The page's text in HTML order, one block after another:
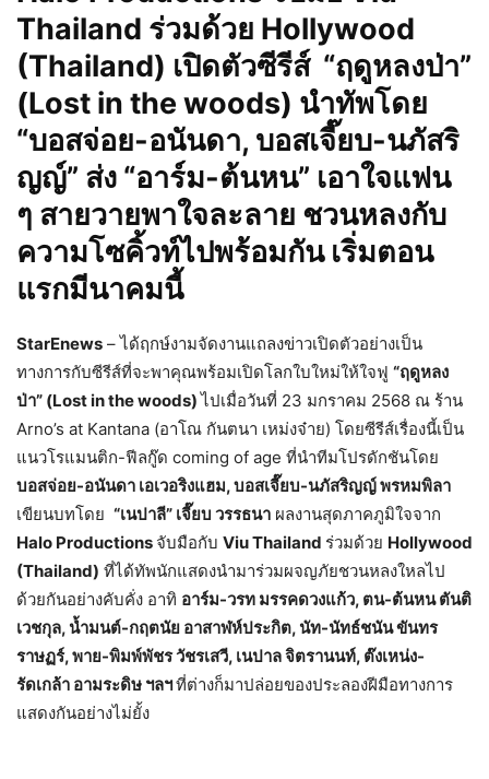
Thailand ร่วมด้วย Hollywood
(Thailand) เปิดตัวซีรีส์ “ฤดูหลงป่า”
(Lost in the woods) นำทัพโดย
“บอสจ่อย-อนันดา, บอสเจี๊ยบ-นภัสริ
ญญ์” ส่ง “อาร์ม-ต้นหน” เอาใจแฟน
ๆ สายวายพาใจละลาย ชวนหลงกับ
ความโซคิ้วท์ไปพร้อมกัน เริ่มตอน
แรกมีนาคมนี้
StarEnews – ได้ฤกษ์งามจัดงานแถลงข่าวเปิดตัวอย่างเป็น
ทางการกับซีรีส์ที่จะพาคุณพร้อมเปิดโลกใบใหม่ให้ใจฟู “ฤดูหลง
ป่า” (Lost in the woods)ไปเมื่อวันที่ 23 มกราคม 2568 ณ ร้าน
Arno’s at Kantana (อาโณ กันตนา เหม่งจ๋าย) โดยซีรีส์เรื่องนี้เป็น
แนวโรแมนติก-ฟีลกู๊ด coming of age ที่นำทีมโปรดักชันโดย
บอสจ่อย-อนันดา เอเวอริงแฮม,บอสเจี๊ยบ-นภัสริญญ์ พรหมพิลา
เขียนบทโดย “เนปาลี” เจี๊ยบ วรรธนา ผลงานสุดภาคภูมิใจจาก
Halo Productions จับมือกับ Viu Thailand ร่วมด้วย Hollywood
(Thailand) ที่ได้ทัพนักแสดงนำมาร่วมผจญภัยชวนหลงใหลไป
ด้วยกันอย่างคับคั่ง อาทิ อาร์ม-วรท มรรคดวงแก้ว, ตน-ต้นหน ตันติ
เวชกุล, น้ำมนต์-กฤตนัย อาสาฬห์ประกิต, นัท-นัทธ์ชนัน ขันทร
ราษฏร์, พาย-พิมพ์พัชร วัชรเสวี, เนปาล จิตรานนท์, ต๊งเหน่ง-
รัดเกล้า อามระดิษ ฯลฯที่ต่างก็มาปล่อยของประลองฝีมือทางการ
แสดงกันอย่างไม่ยั้ง